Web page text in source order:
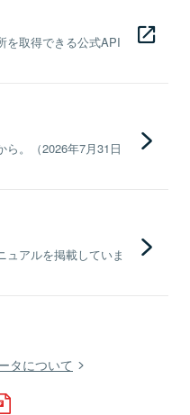
を取得できる公式API
。（2026年7月31日
ュアルを掲載していま
タについて